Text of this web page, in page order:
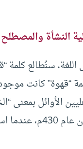
النشأة والمصطلح
سنُطالع كلمة
“قهوة” كانت
بمعنى
فيمكن أن نقول إن أول